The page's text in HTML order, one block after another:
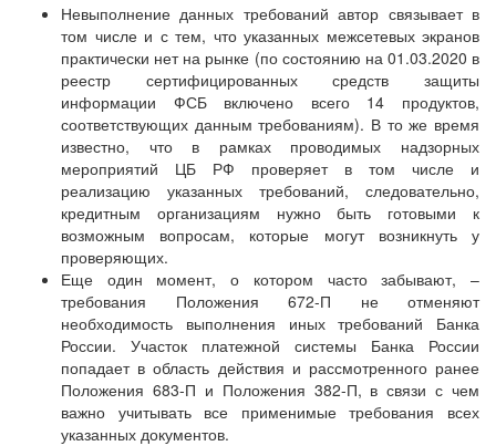
Невыполнение данных требований автор связывает в
том числе и с тем, что указанных межсетевых экранов
практически нет на рынке (по состоянию на 01.03.2020 в
реестр сертифицированных средств защиты
информации ФСБ включено всего 14 продуктов,
соответствующих данным требованиям). В то же время
известно, что в рамках проводимых надзорных
мероприятий ЦБ РФ проверяет в том числе и
реализацию указанных требований, следовательно,
кредитным организациям нужно быть готовыми к
возможным вопросам, которые могут возникнуть у
проверяющих.
Еще один момент, о котором часто забывают, –
требования Положения 672-П не отменяют
необходимость выполнения иных требований Банка
России. Участок платежной системы Банка России
попадает в область действия и рассмотренного ранее
Положения 683-П и Положения 382-П, в связи с чем
важно учитывать все применимые требования всех
указанных документов.